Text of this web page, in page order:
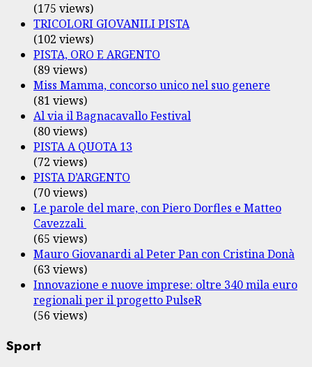
(175 views)
TRICOLORI GIOVANILI PISTA
(102 views)
PISTA, ORO E ARGENTO
(89 views)
Miss Mamma, concorso unico nel suo genere
(81 views)
Al via il Bagnacavallo Festival
(80 views)
PISTA A QUOTA 13
(72 views)
PISTA D’ARGENTO
(70 views)
Le parole del mare, con Piero Dorfles e Matteo
Cavezzali
(65 views)
Mauro Giovanardi al Peter Pan con Cristina Donà
(63 views)
Innovazione e nuove imprese: oltre 340 mila euro
regionali per il progetto PulseR
(56 views)
Sport